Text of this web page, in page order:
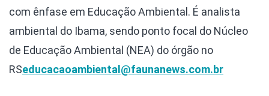
com ênfase em Educação Ambiental. É analista
ambiental do Ibama, sendo ponto focal do Núcleo
de Educação Ambiental (NEA) do órgão no
RSeducacaoambiental@faunanews.com.br